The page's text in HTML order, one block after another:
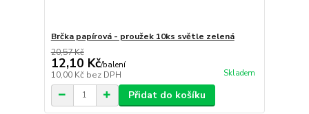
Brčka papírová - proužek 10ks světle zelená
20,57 Kč
12,10 Kč/balení
10,00 Kč bez DPH Skladem
Přidat do košíku